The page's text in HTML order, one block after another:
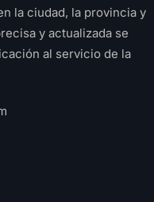
la ciudad, la provincia y
y actualizada se
al servicio de la